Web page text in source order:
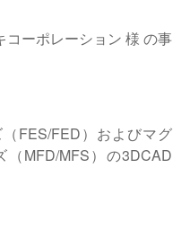
コーポレーション 様 の事
FES/FED）およびマグ
MFD/MFS）の3DCAD